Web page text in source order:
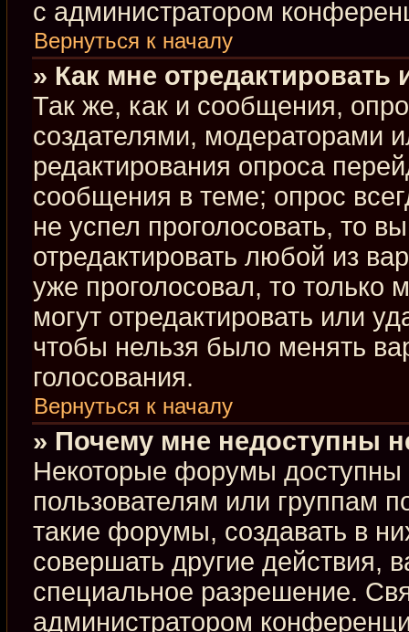
с администратором
Вернуться к началу
» Как мне отредактировать
Так же, как и сообщения,
создателями, модераторами
редактирования опроса
сообщения в теме; опрос
не успел проголосовать, то
отредактировать любой из
уже проголосовал, то
могут отредактировать или
чтобы нельзя было менять
голосования.
Вернуться к началу
» Почему мне недоступны
Некоторые форумы доступны
пользователям или группам
такие форумы, создавать в
совершать другие действия,
специальное разрешение.
администратором